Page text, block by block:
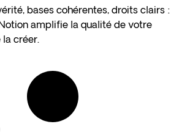
bases cohérentes, droits clairs :
amplifie la qualité de votre
créer.